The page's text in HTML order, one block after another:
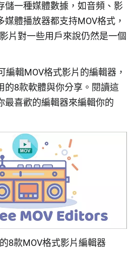
儲一種媒體數據，如音頻、影
媒體播放器都支持MOV格式，
片對一些用戶來說仍然是一個
編輯MOV格式影片的編輯器，
的8款軟體與你分享。閱讀這
最喜歡的編輯器來編輯你的
8款MOV格式影片編輯器